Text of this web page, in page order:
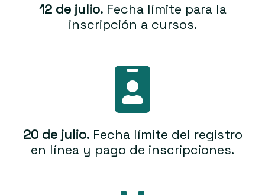
12 de julio.Fecha límite para la
inscripción a cursos.
20 de julio.Fecha límite del registro
en línea y pago de inscripciones.